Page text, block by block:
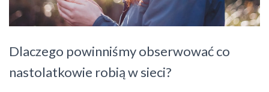
Dlaczego powinniśmy obserwować co
nastolatkowie robią w sieci?